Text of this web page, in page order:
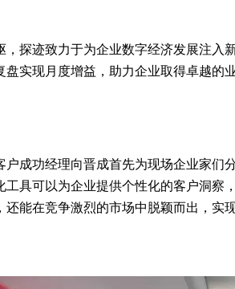
探迹致力于为企业数字经济发展注入
实现月度增益，助力企业取得卓越的业
成功经理向晋成首先为现场企业家们
工具可以为企业提供个性化的客户洞
能在竞争激烈的市场中脱颖而出，实